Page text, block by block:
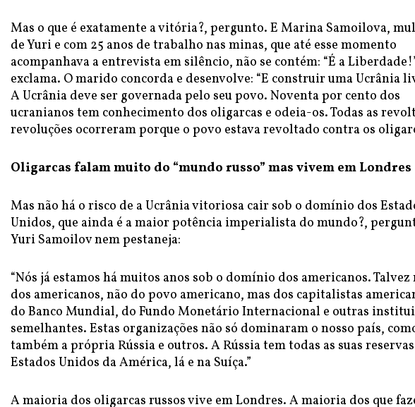
Mas o que é exatamente a vitória?, pergunto. E Marina Samoilova,
de Yuri e com 25 anos de trabalho nas minas, que até esse momento
acompanhava a entrevista em silêncio, não se contém: “É a
exclama. O marido concorda e desenvolve: “E construir uma Ucrânia
A Ucrânia deve ser governada pelo seu povo. Noventa por cento dos
ucranianos tem conhecimento dos oligarcas e odeia-os. Todas as
revoluções ocorreram porque o povo estava revoltado contra os
Oligarcas falam muito do “mundo russo” mas vivem em Londres
Mas não há o risco de a Ucrânia vitoriosa cair sob o domínio dos
Unidos, que ainda é a maior potência imperialista do mundo?,
Yuri Samoilov nem pestaneja:
“Nós já estamos há muitos anos sob o domínio dos americanos. Talvez
dos americanos, não do povo americano, mas dos capitalistas
do Banco Mundial, do Fundo Monetário Internacional e outras
semelhantes. Estas organizações não só dominaram o nosso país,
também a própria Rússia e outros. A Rússia tem todas as suas
Estados Unidos da América, lá e na Suíça.”
A maioria dos oligarcas russos vive em Londres. A maioria dos que